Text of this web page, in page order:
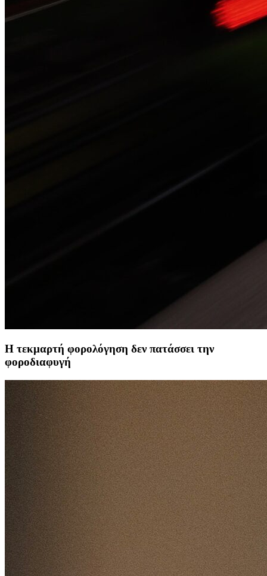
Η τεκμαρτή φορολόγηση δεν πατάσσει την
φοροδιαφυγή